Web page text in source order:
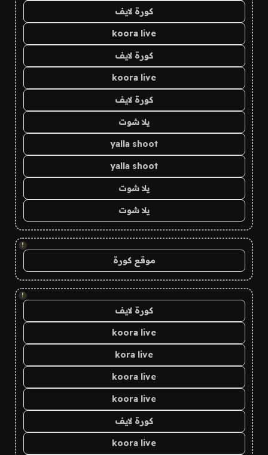
كورة لايف
koora live
كورة لايف
koora live
كورة لايف
يلا شوت
yalla shoot
yalla shoot
يلا شوت
يلا شوت
!
موقع كورة
!
كورة لايف
koora live
kora live
koora live
koora live
كورة لايف
koora live